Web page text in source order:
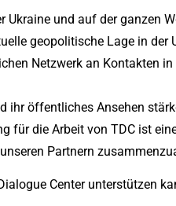
und auf der ganzen
geopolitische Lage in
Netzwerk an Kontakten
öffentliches Ansehen
die Arbeit von TDC ist
Partnern
Center unterstützen